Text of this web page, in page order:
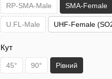
RP-SMA-Male SMA-Female
U.FL-Male UHF-Female
Кут
45° 90° Рівний